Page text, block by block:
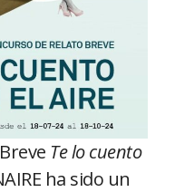
Te lo cuento
ha sido un